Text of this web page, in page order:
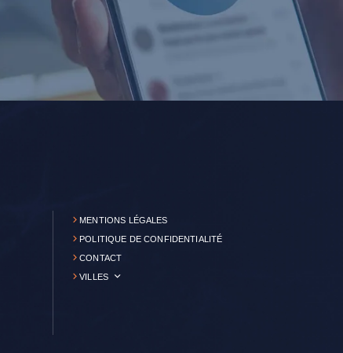
MENTIONS LÉGALES
POLITIQUE DE CONFIDENTIALITÉ
CONTACT
VILLES